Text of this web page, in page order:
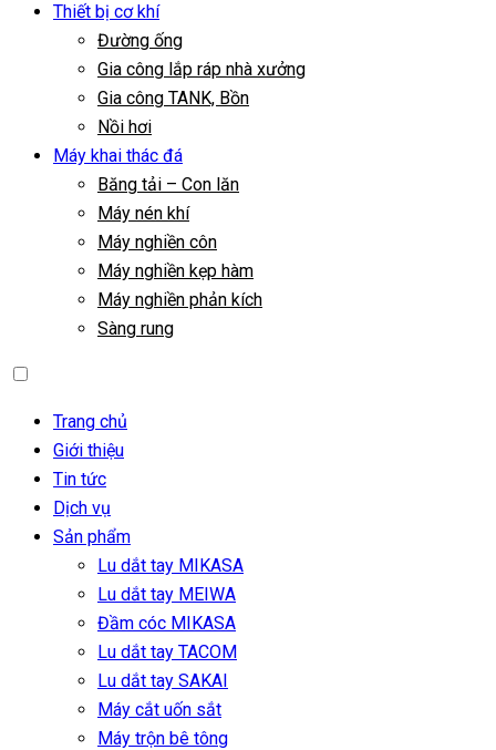
Thiết bị cơ khí
Đường ống
Gia công lắp ráp nhà xưởng
Gia công TANK, Bồn
Nồi hơi
Máy khai thác đá
Băng tải – Con lăn
Máy nén khí
Máy nghiền côn
Máy nghiền kẹp hàm
Máy nghiền phản kích
Sàng rung
Trang chủ
Giới thiệu
Tin tức
Dịch vụ
Sản phẩm
Lu dắt tay MIKASA
Lu dắt tay MEIWA
Đầm cóc MIKASA
Lu dắt tay TACOM
Lu dắt tay SAKAI
Máy cắt uốn sắt
Máy trộn bê tông